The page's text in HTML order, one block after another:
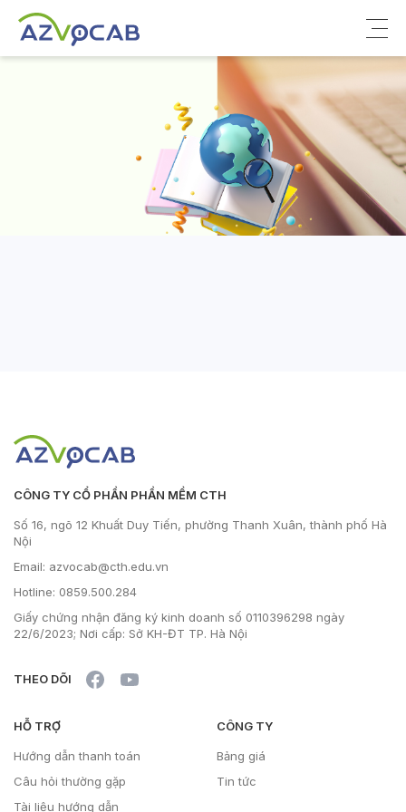
Tiếng Anh phổ thông
Tiếng Anh thông dụng
CÔNG TY CỔ PHẦN PHẦN MỀM CTH
Số 16, ngõ 12 Khuất Duy Tiến, phường Thanh Xuân, thành phố Hà
Nội
Email: azvocab@cth.edu.vn
Hotline: 0859.500.284
Giấy chứng nhận đăng ký kinh doanh số 0110396298 ngày
22/6/2023; Nơi cấp: Sở KH-ĐT TP. Hà Nội
THEO DÕI
HỖ TRỢ
Hướng dẫn thanh toán
Câu hỏi thường gặp
Tài liệu hướng dẫn
CÔNG TY
Bảng giá
Tin tức